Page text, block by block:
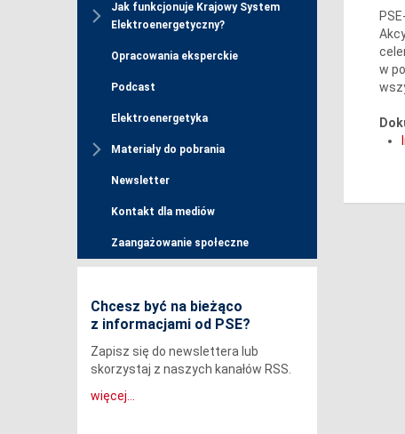
Jak funkcjonuje Krajowy System
Elektroenergetyczny?
Opracowania eksperckie
Podcast
Elektroenergetyka
Materiały do pobrania
Newsletter
Kontakt dla mediów
Zaangażowanie społeczne
Chcesz być na bieżąco
z informacjami od PSE?
Zapisz się do newslettera lub
skorzystaj z naszych kanałów RSS.
więcej...
w